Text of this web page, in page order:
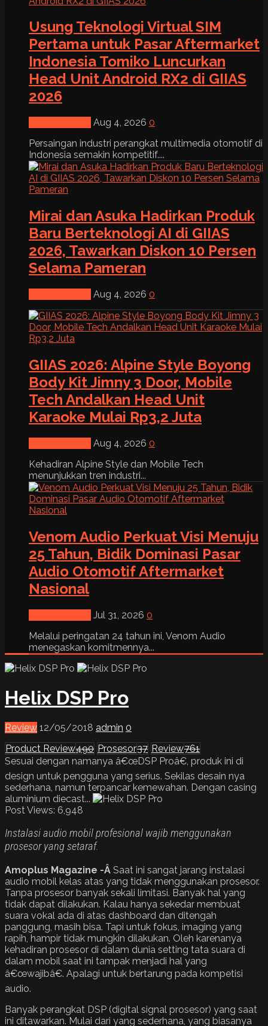
Usung Teknologi Virtual SIM
Pertama untuk Pasar Aftermarket
Indonesia Tomiko Luncurkan
Head Unit Android RX2 di GIIAS
2026
Aug 4, 2026 0
Persaingan industri perangkat multimedia otomotif di
Indonesia semakin kompetitif....
Mirai dan Asuka Hadirkan Produk
Baru Berteknologi AI di GIIAS
2026, Tawarkan Diskon 10 Persen
Selama Pameran
Aug 4, 2026 0
GIIAS 2026: Alpine Style Boyong
Body Kit Jimny 3 Door, Mobile
Tech Andalkan Head Unit
Karaoke Mulai Rp3,2 Juta
Aug 4, 2026 0
Kehadiran Alpine Style dan Mobile Tech
menunjukkan tren industri...
Venom Audio Perkuat Visi Menuju
25 Tahun, Bidik Dominasi Pasar
Audio Otomotif Aftermarket
Nasional
Jul 31, 2026 0
Melalui peringatan 24 tahun ini, Venom Audio
menegaskan komitmennya...
Helix DSP Pro
Review 12/05/2018 admin 0
Product Review490 Prosesor37 Review761
Sesuai dengan namanya â€œDSP Proâ€, produk ini di
design untuk pengguna yang serius. Sekilas desain nya
sederhana, namun terpancar kemewahan. Dengan casing
aluminium diecast...
Post Views: 6,948
Instalasi audio mobil profesional wajib menggunakan
prosesor yang setaraf.
Amoplus Magazine -Â Saat ini sangat jarang instalasi
audio mobil kelas atas yang tidak menggunakan prosesor.
Tanpa prosesor banyak sekali limitasi. Banyak hal yang
tidak dapat dilakukan. Kalau hanya sekedar membuat
suara vokal ada di atas dashboard dan ditengah
panggung, masih bisa. Tapi untuk fokus, imaging yang
rapih, hampir tidak mungkin dilakukan. Oleh karenanya
kehadiran prosesor di dalam dunia setting tata suara di
dalam mobil saat ini tampak menjadi hal yang
â€œwajibâ€. Apalagi untuk bertarung pada kompetisi
audio.
Banyak perangkat DSP (digital signal prosesor) yang saat
ini ditawarkan. Mulai dari yang sederhana, yang biasanya